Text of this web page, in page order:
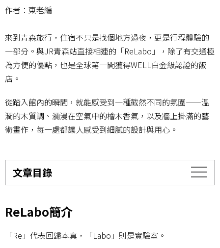
作者：東老編
來到青森旅行，住宿不只是找個地方過夜，更是行程體驗的
一部分。與JR青森站直接相連的「ReLabo」，除了有交通極
為方便的優點，也是全球第一間獲得WELL白金級認證的飯
店。
從踏入館內的瞬間，就能感受到一種截然不同的氛圍——溫
潤的木質調、瀰漫在空氣中的檜木香氣，以及牆上掛滿的藝
術畫作，每一處都讓人感受到細膩的設計與用心。
文章目錄
ReLabo簡介
「Re」代表回歸本真，「Labo」則是實驗室。